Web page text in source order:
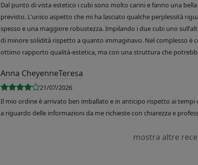
Dal punto di vista estetico i cubi sono molto carini e fanno una
previsto. L'unico aspetto che mi ha lasciato qualche perplessità
spesso e una maggiore robustezza. Impilando i due cubi uno
di minore solidità rispetto a quanto immaginavo. Nel complesso
ottimo rapporto qualità-estetica, ma con una struttura che
Anna CheyenneTeresa
21/07/2026
Il mio ordine è arrivato ben imballato e in anticipo rispetto ai
a riguardo delle informazioni da me richieste con chiarezza e
mostra altre